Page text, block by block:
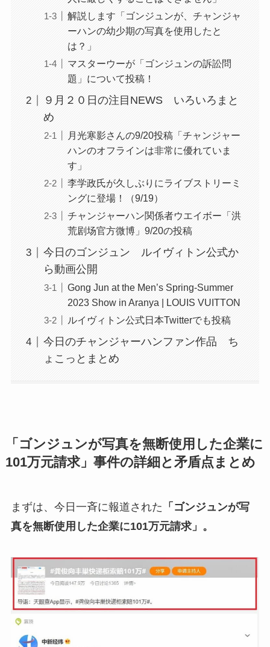
解説します「ゴンジュンが、チャンジャ
ーハンの幼少期の写真を使用したと
は？」
マスターウーが「ゴンジュンの訴訟問
題」について投稿！
９月２０日の注目NEWS いろいろまと
め
月光寒影さんの9/20投稿「チャンジャー
ハンのオフラインは非常に優れていま
す」
李学政氏が久しぶりにライブストリーミ
ングに登場！（9/19）
チャンジャーハン関係者ウエイボー「洪
荒剧场官方微博」9/20の投稿
今日のゴンジュン ルイヴィトン公式か
ら動画公開
Gong Jun at the Men’s Spring-Summer
2023 Show in Aranya | LOUIS VUITTON
ルイヴィトン公式日本Twitterでも投稿
今日のチャンジャーハンファン作品 ち
ょこっとまとめ
「ゴンジュンが写真を無断使用した企業に
101万元請求」事件の詳細と矛盾点まとめ
まずは、今日一斉に報道された 「ゴンジュンが写
真を無断使用した企業に101万元請求」。